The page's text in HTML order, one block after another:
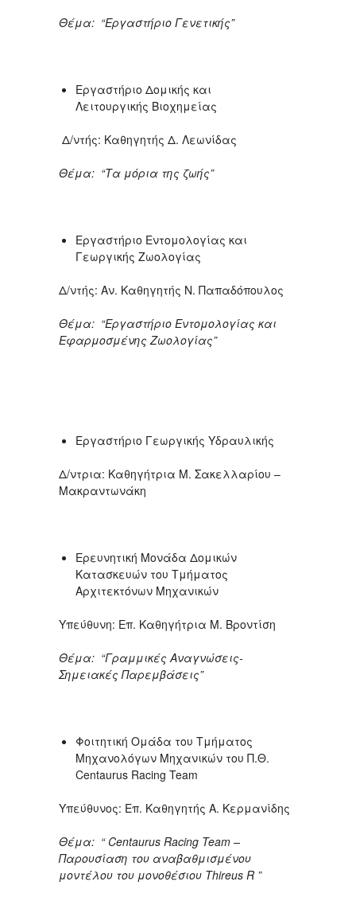
Θέμα: “Εργαστήριο Γενετικής”
Εργαστήριο Δομικής και
Λειτουργικής Βιοχημείας
Δ/ντής: Καθηγητής Δ. Λεωνίδας
Θέμα: “Τα μόρια της ζωής”
Εργαστήριο Εντομολογίας και
Γεωργικής Ζωολογίας
Δ/ντής: Αν. Καθηγητής Ν. Παπαδόπουλος
Θέμα: “Εργαστήριο Εντομολογίας και
Εφαρμοσμένης Ζωολογίας”
Εργαστήριο Γεωργικής Υδραυλικής
Δ/ντρια: Καθηγήτρια Μ. Σακελλαρίου –
Μακραντωνάκη
Ερευνητική Μονάδα Δομικών
Κατασκευών του Τμήματος
Αρχιτεκτόνων Μηχανικών
Υπεύθυνη: Επ. Καθηγήτρια Μ. Βροντίση
Θέμα: “Γραμμικές Αναγνώσεις-
Σημειακές Παρεμβάσεις”
Φοιτητική Ομάδα του Τμήματος
Μηχανολόγων Μηχανικών του Π.Θ.
Centaurus Racing Team
Υπεύθυνος: Επ. Καθηγητής Α. Κερμανίδης
Θέμα: “ Centaurus Racing Team –
Παρουσίαση του αναβαθμισμένου
μοντέλου του μονοθέσιου Thireus R ”